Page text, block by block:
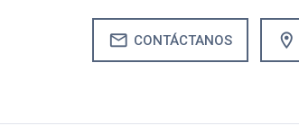
mail CONTÁCTANOS location_on